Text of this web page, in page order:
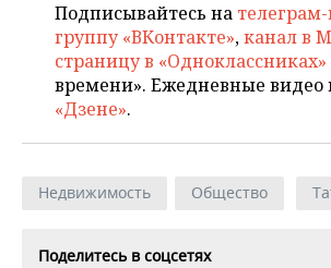
Подписывайтесь на
группу «ВКонтакте»,канал в
страницу в «Одноклассниках»
времени». Ежедневные видео
«Дзене».
Недвижимость Общество
Поделитесь в соцсетях